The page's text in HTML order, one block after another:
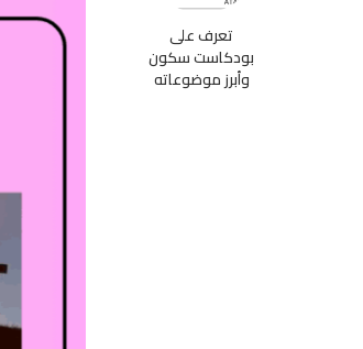
تعرف على
بودكاست سكون
وأبرز موضوعاته